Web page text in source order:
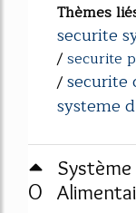
Thèmes
securite
/securite
/securite
systeme
0